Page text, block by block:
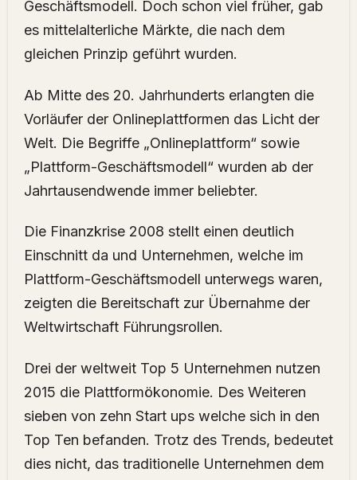
Geschäftsmodell. Doch schon viel früher, gab
es mittelalterliche Märkte, die nach dem
gleichen Prinzip geführt wurden.
Ab Mitte des 20. Jahrhunderts erlangten die
Vorläufer der Onlineplattformen das Licht der
Welt. Die Begriffe „Onlineplattform“ sowie
„Plattform-Geschäftsmodell“ wurden ab der
Jahrtausendwende immer beliebter.
Die Finanzkrise 2008 stellt einen deutlich
Einschnitt da und Unternehmen, welche im
Plattform-Geschäftsmodell unterwegs waren,
zeigten die Bereitschaft zur Übernahme der
Weltwirtschaft Führungsrollen.
Drei der weltweit Top 5 Unternehmen nutzen
2015 die Plattformökonomie. Des Weiteren
sieben von zehn Start ups welche sich in den
Top Ten befanden. Trotz des Trends, bedeutet
dies nicht, das traditionelle Unternehmen dem